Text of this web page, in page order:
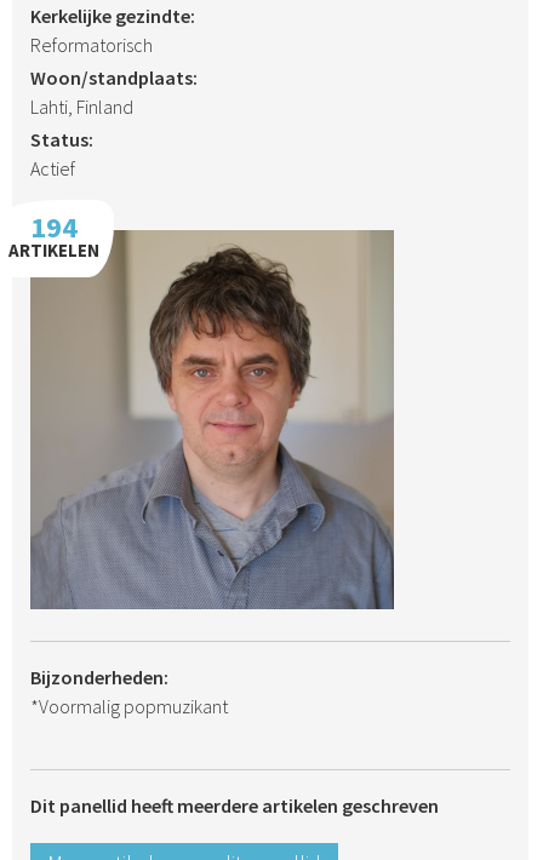
Kerkelijke gezindte:
Reformatorisch
Woon/standplaats:
Lahti, Finland
Status:
Actief
194
ARTIKELEN
Bijzonderheden:
*Voormalig popmuzikant
Dit panellid heeft meerdere artikelen geschreven